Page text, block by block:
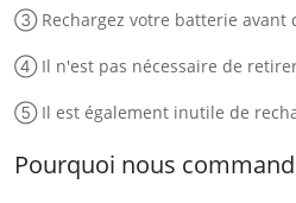
③ Rechargez votre batterie avant
④ Il n'est pas nécessaire de
⑤ Il est également inutile de
Pourquoi nous